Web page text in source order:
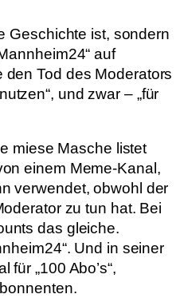
Geschichte ist, sondern
auf
Tod des Moderators
und zwar – „für
miese Masche listet
einem Meme-Kanal,
verwendet, obwohl der
zu tun hat. Bei
das gleiche.
Und in seiner
für „100 Abo’s“,